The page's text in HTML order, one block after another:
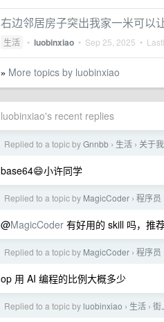
右边邻居房子突出我家一米可以
生活 • luobinxiao • Sep 25, 2025 •
» More topics by luobinxiao
luobinxiao's recent replies
Replied to a topic byGnnbb › 生活 › 关于
base64😄小许同学
Replied to a topic by MagicCoder › 程序员
@MagicCoder 有好用的 skill 吗，推
Replied to a topic by MagicCoder › 程序员
op 用 AI 编程的比例大概多少
Replied to a topic by luobinxiao › 生活 › 街